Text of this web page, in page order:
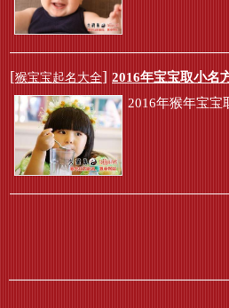
[猴宝宝起名大全] 2016年宝宝取小名
2016年猴年宝宝